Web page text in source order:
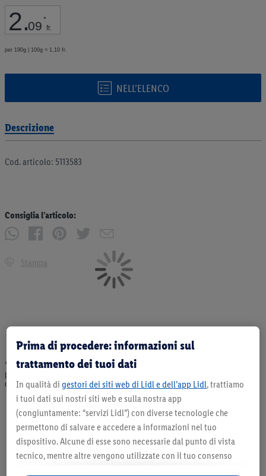
2.09 *
fr.
per 190g | 100g = 1,10 fr.
NELL’ELENCO
Descrizione
Cod. articolo: 5113583
Consiglia l’articolo:
Stampa
* Offerta valida fino ad esaurimento scorte. Tutti i prezzi senza decorazioni. I
prodotti qui reclamizzati, soprattutto quelli non-food, non fanno sempre parte
dell’assortimento. Ill. dimostrativa.
Prima di procedere: informazioni sul
trattamento dei tuoi dati
In qualità di gestori dei siti web di Lidl e dell’app Lidl, trattiamo
i tuoi dati sui nostri siti web e sulla nostra app
(congiuntamente: “servizi Lidl”) con diverse tecnologie che
permettono di salvare e accedere a informazioni nel tuo
dispositivo. Alcune di esse sono necessarie dal punto di vista
tecnico, mentre altre vengono utilizzate con il tuo consenso